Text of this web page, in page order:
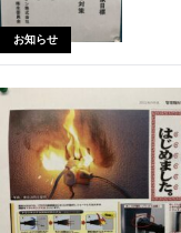
お知らせ